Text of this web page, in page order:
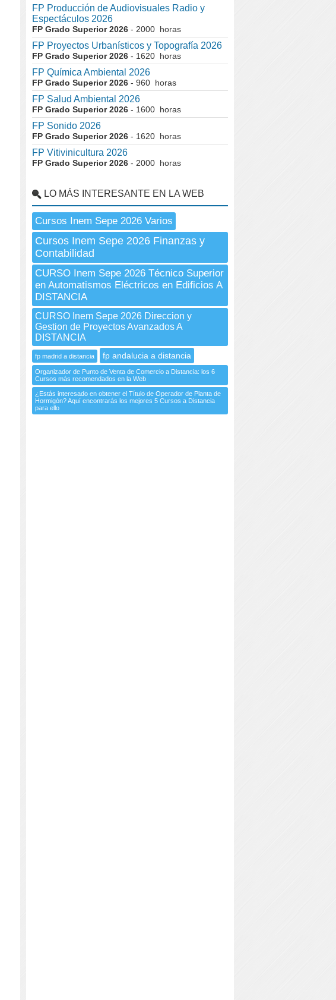
FP Producción de Audiovisuales Radio y
Espectáculos 2026
FP Grado Superior 2026 - 2000 horas
FP Proyectos Urbanísticos y Topografía 2026
FP Grado Superior 2026 - 1620 horas
FP Química Ambiental 2026
FP Grado Superior 2026 - 960 horas
FP Salud Ambiental 2026
FP Grado Superior 2026 - 1600 horas
FP Sonido 2026
FP Grado Superior 2026 - 1620 horas
FP Vitivinicultura 2026
FP Grado Superior 2026 - 2000 horas
LO MÁS INTERESANTE EN LA WEB
Cursos Inem Sepe 2026 Varios
Cursos Inem Sepe 2026 Finanzas y
Contabilidad
CURSO Inem Sepe 2026 Técnico Superior
en Automatismos Eléctricos en Edificios A
DISTANCIA
CURSO Inem Sepe 2026 Direccion y
Gestion de Proyectos Avanzados A
DISTANCIA
fp madrid a distancia fp andalucia a distancia
Organizador de Punto de Venta de Comercio a Distancia: los 6
Cursos más recomendados en la Web
¿Estás interesado en obtener el Título de Operador de Planta de
Hormigón? Aquí encontrarás los mejores 5 Cursos a Distancia
para ello